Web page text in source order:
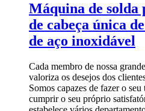
Máquina de solda
de cabeça única
de aço inoxidável
Cada membro de nossa
valoriza os desejos dos
Somos capazes de fazer o
cumprir o seu próprio